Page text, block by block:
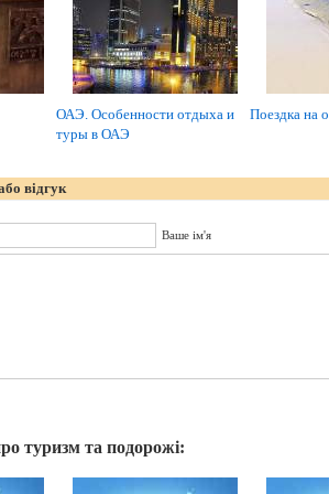
ОАЭ. Особенности отдыха и
туры в ОАЭ
Поездка на
відгук
Ваше ім'я
туризм та подорожі: